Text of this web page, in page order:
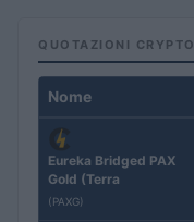
QUOTAZIONI CRYPTO
Nome
Eureka Bridged PAX
Gold (Terra
(PAXG)